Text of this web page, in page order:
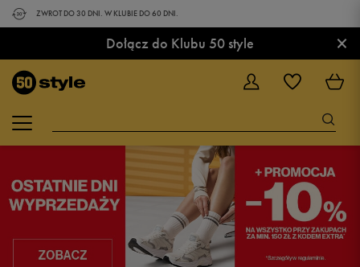
ZWROT DO 30 DNI. W KLUBIE DO 60 DNI.
Dołącz do Klubu 50 style ×